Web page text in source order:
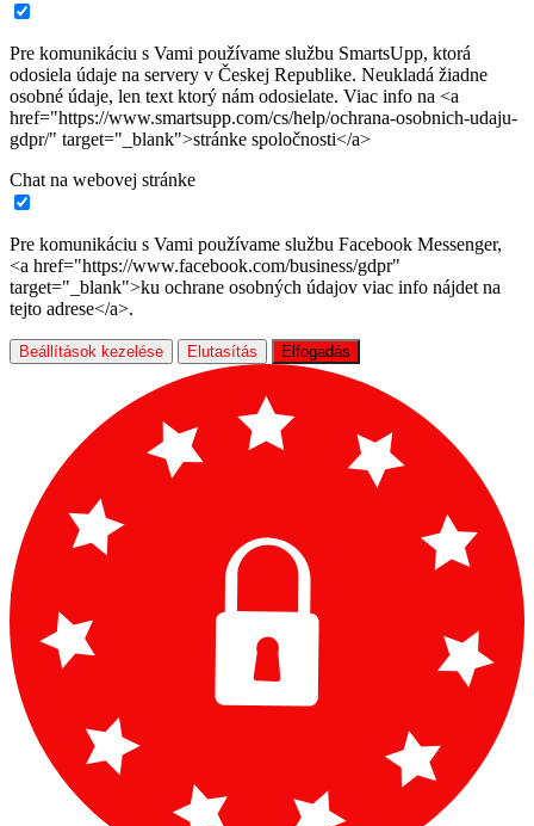
Pre komunikáciu s Vami používame službu SmartsUpp, ktorá
odosiela údaje na servery v Českej Republike. Neukladá žiadne
osobné údaje, len text ktorý nám odosielate. Viac info na <a
href="https://www.smartsupp.com/cs/help/ochrana-osobnich-udaju-
gdpr/" target="_blank">stránke spoločnosti</a>
Chat na webovej stránke
Pre komunikáciu s Vami používame službu Facebook Messenger,
<a href="https://www.facebook.com/business/gdpr"
target="_blank">ku ochrane osobných údajov viac info nájdet na
tejto adrese</a>.
Beállítások kezelése Elutasítás Elfogadás